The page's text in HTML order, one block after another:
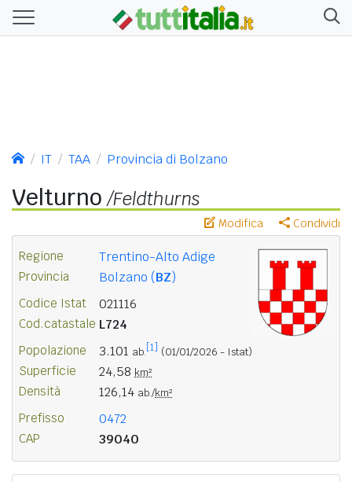
IT TAA Provincia di Bolzano
Velturno/Feldthurns
Modifica Condividi
Regione Trentino-Alto Adige
Provincia Bolzano (BZ)
Codice Istat 021116
Cod.catastale L724
Popolazione 3.101 ab. [1] (01/01/2026 - Istat)
Superficie 24,58 km²
Densità 126,14 ab./km²
Prefisso 0472
CAP 39040